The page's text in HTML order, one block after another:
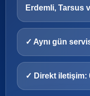
Erdemli, Tarsus
✓ Aynı gün
✓ Direkt iletişim: